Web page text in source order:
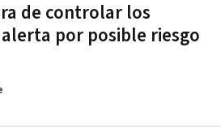
de controlar los
por posible riesgo